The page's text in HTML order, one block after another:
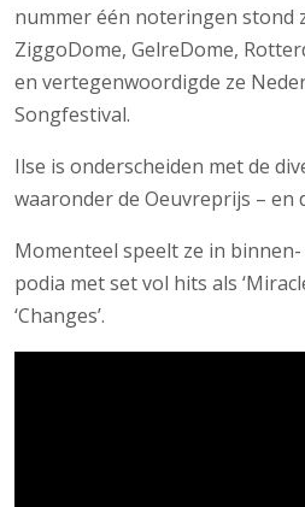
nummer één noteringen stond
ZiggoDome, GelreDome,
en vertegenwoordigde ze
Songfestival.
Ilse is onderscheiden met de
waaronder de Oeuvreprijs – en
Momenteel speelt ze in
podia met set vol hits als
‘Changes’.